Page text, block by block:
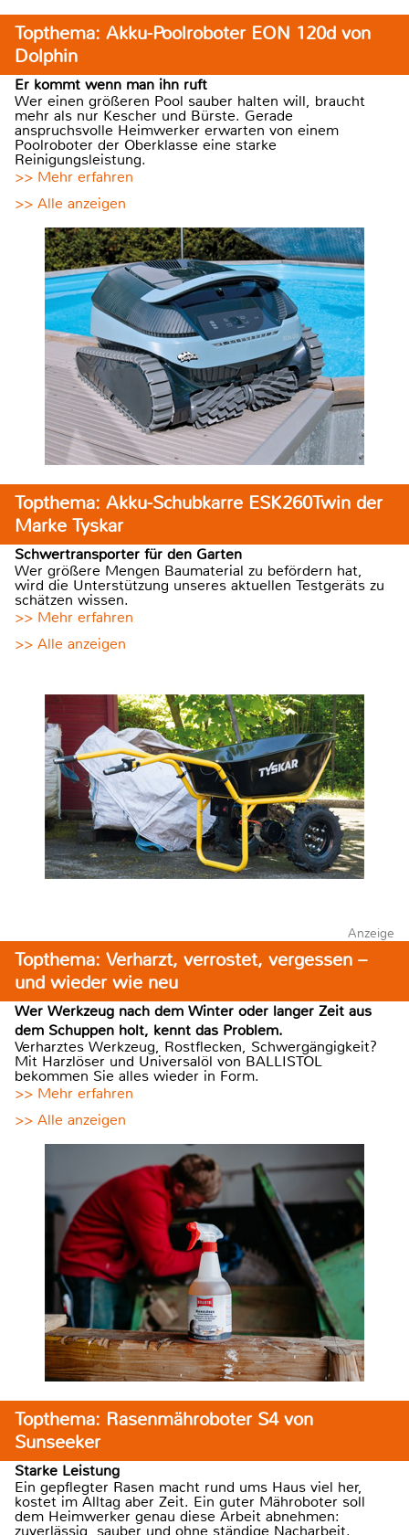
Topthema: Akku-Poolroboter EON 120d von
Dolphin
Er kommt wenn man ihn ruft
Wer einen größeren Pool sauber halten will, braucht
mehr als nur Kescher und Bürste. Gerade
anspruchsvolle Heimwerker erwarten von einem
Poolroboter der Oberklasse eine starke
Reinigungsleistung.
>> Mehr erfahren
>> Alle anzeigen
Topthema: Akku-Schubkarre ESK260Twin der
Marke Tyskar
Schwertransporter für den Garten
Wer größere Mengen Baumaterial zu befördern hat,
wird die Unterstützung unseres aktuellen Testgeräts zu
schätzen wissen.
>> Mehr erfahren
>> Alle anzeigen
Anzeige
Topthema: Verharzt, verrostet, vergessen –
und wieder wie neu
Wer Werkzeug nach dem Winter oder langer Zeit aus
dem Schuppen holt, kennt das Problem.
Verharztes Werkzeug, Rostflecken, Schwergängigkeit?
Mit Harzlöser und Universalöl von BALLISTOL
bekommen Sie alles wieder in Form.
>> Mehr erfahren
>> Alle anzeigen
Topthema: Rasenmähroboter S4 von
Sunseeker
Starke Leistung
Ein gepflegter Rasen macht rund ums Haus viel her,
kostet im Alltag aber Zeit. Ein guter Mähroboter soll
dem Heimwerker genau diese Arbeit abnehmen:
zuverlässig, sauber und ohne ständige Nacharbeit.